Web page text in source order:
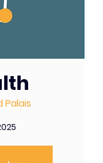
Palais